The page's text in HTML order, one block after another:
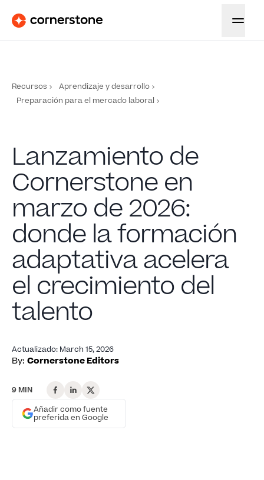
Recursos
Aprendizaje y desarrollo
Preparación para el mercado laboral
Lanzamiento de
Cornerstone en
marzo de 2026:
donde la formación
adaptativa acelera
el crecimiento del
talento
Actualizado: March 15, 2026
By: Cornerstone Editors
9 MIN
Añadir como fuente
preferida en Google